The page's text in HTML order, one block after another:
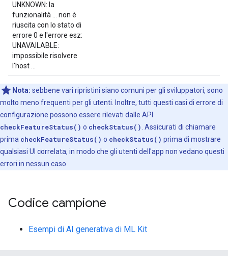
UNKNOWN: la
funzionalità ... non è
riuscita con lo stato di
errore 0 e l'errore esz:
UNAVAILABLE:
impossibile risolvere
l'host ...
Nota: sebbene vari ripristini siano comuni per gli sviluppatori, sono
molto meno frequenti per gli utenti. Inoltre, tutti questi casi di errore di
configurazione possono essere rilevati dalle API
checkFeatureStatus() o checkStatus() . Assicurati di chiamare
prima checkFeatureStatus() o checkStatus() prima di mostrare
qualsiasi UI correlata, in modo che gli utenti dell'app non vedano questi
errori in nessun caso.
Codice campione
Esempi di AI generativa di ML Kit